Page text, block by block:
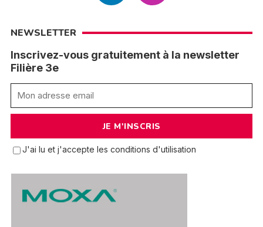
NEWSLETTER
Inscrivez-vous gratuitement à la newsletter
Filière 3e
J'ai lu et j'accepte les conditions d'utilisation